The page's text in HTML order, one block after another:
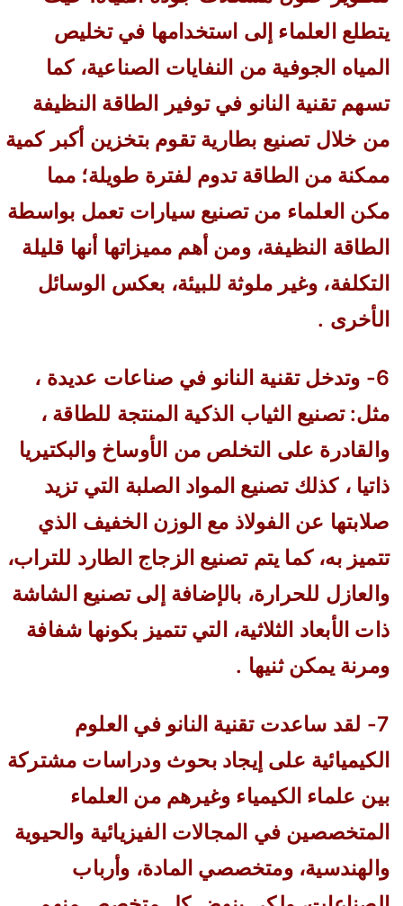
يتطلع العلماء إلى استخدامها في تخليص
المياه الجوفية من النفايات الصناعية، كما
تسهم تقنية النانو في توفير الطاقة النظيفة
من خلال تصنيع بطارية تقوم بتخزين أكبر كمية
ممكنة من الطاقة تدوم لفترة طويلة؛ مما
مكن العلماء من تصنيع سيارات تعمل بواسطة
الطاقة النظيفة، ومن أهم مميزاتها أنها قليلة
التكلفة، وغير ملوثة للبيئة، بعكس الوسائل
الأخرى .
6- وتدخل تقنية النانو في صناعات عديدة ،
مثل: تصنيع الثياب الذكية المنتجة للطاقة ،
والقادرة على التخلص من الأوساخ والبكتيريا
ذاتيا ، كذلك تصنيع المواد الصلبة التي تزيد
صلابتها عن الفولاذ مع الوزن الخفيف الذي
تتميز به، كما يتم تصنيع الزجاج الطارد للتراب،
والعازل للحرارة، بالإضافة إلى تصنيع الشاشة
ذات الأبعاد الثلاثية، التي تتميز بكونها شفافة
ومرنة يمكن ثنيها .
7- لقد ساعدت تقنية النانو في العلوم
الكيميائية على إيجاد بحوث ودراسات مشتركة
بين علماء الكيمياء وغيرهم من العلماء
المتخصصين في المجالات الفيزيائية والحيوية
والهندسية، ومتخصصي المادة، وأرباب